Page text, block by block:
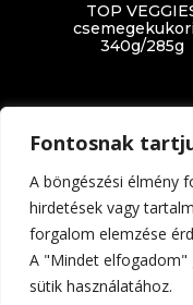
Fontosnak
A böngészési élmény
hirdetések vagy
forgalom elemzése
A "Mindet elfogadom"
sütik használatához.
TOP
340g/285g
Impresszum